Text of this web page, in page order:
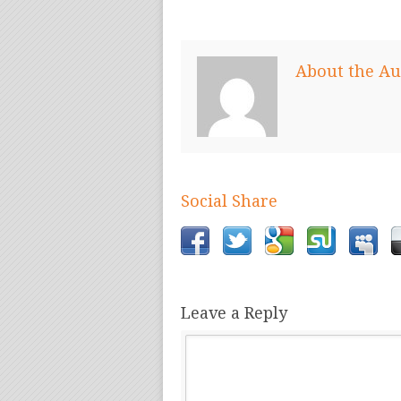
About the
Social Share
Leave a Reply